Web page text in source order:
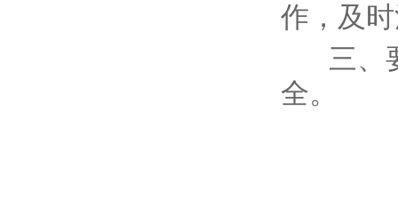
作，及
三、
全。